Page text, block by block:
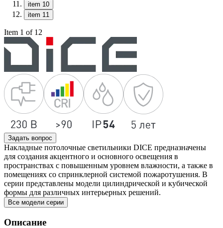
item 10
item 11
Item 1 of 12
Задать вопрос
Накладные потолочные светильники DICE предназначены
для создания акцентного и основного освещения в
пространствах с повышенным уровнем влажности, а также в
помещениях со спринклерной системой пожаротушения. В
серии представлены модели цилиндрической и кубической
формы для различных интерьерных решений.
Все модели серии
Описание